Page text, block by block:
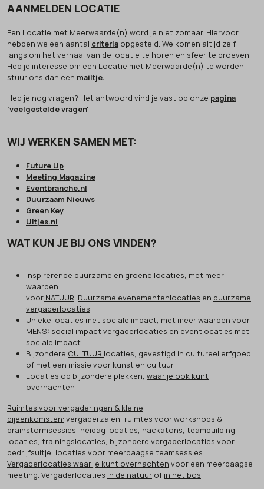
AANMELDEN LOCATIE
Een Locatie met Meerwaarde(n) word je niet zomaar. Hiervoor
hebben we een aantal criteria opgesteld. We komen altijd zelf
langs om het verhaal van de locatie te horen en sfeer te proeven.
Heb je interesse om een Locatie met Meerwaarde(n) te worden,
stuur ons dan een mailtje.
Heb je nog vragen? Het antwoord vind je vast op onze pagina
'veelgestelde vragen'
WIJ WERKEN SAMEN MET:
Future Up
Meeting Magazine
Eventbranche.nl
Duurzaam Nieuws
Green Key
Uitjes.nl
WAT KUN JE BIJ ONS VINDEN?
Inspirerende duurzame en groene locaties, met meer
waarden
voor NATUUR. Duurzame evenementenlocaties en duurzame
vergaderlocaties
Unieke locaties met sociale impact, met meer waarden voor
MENS: social impact vergaderlocaties en eventlocaties met
sociale impact
Bijzondere CULTUUR locaties, gevestigd in cultureel erfgoed
of met een missie voor kunst en cultuur
Locaties op bijzondere plekken, waar je ook kunt
overnachten
Ruimtes voor vergaderingen & kleine
bijeenkomsten: vergaderzalen, ruimtes voor workshops &
brainstormsessies, heidag locaties, hackatons, teambuilding
locaties, trainingslocaties, bijzondere vergaderlocaties voor
bedrijfsuitje, locaties voor meerdaagse teamsessies.
Vergaderlocaties waar je kunt overnachten voor een meerdaagse
meeting. Vergaderlocaties in de natuur of in het bos.